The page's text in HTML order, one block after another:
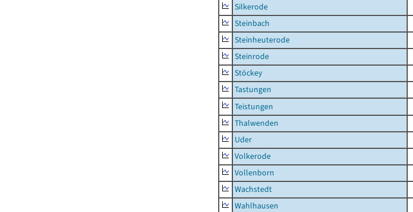
Silkerode
Steinbach
Steinheuterode
Steinrode
Stöckey
Tastungen
Teistungen
Thalwenden
Uder
Volkerode
Vollenborn
Wachstedt
Wahlhausen